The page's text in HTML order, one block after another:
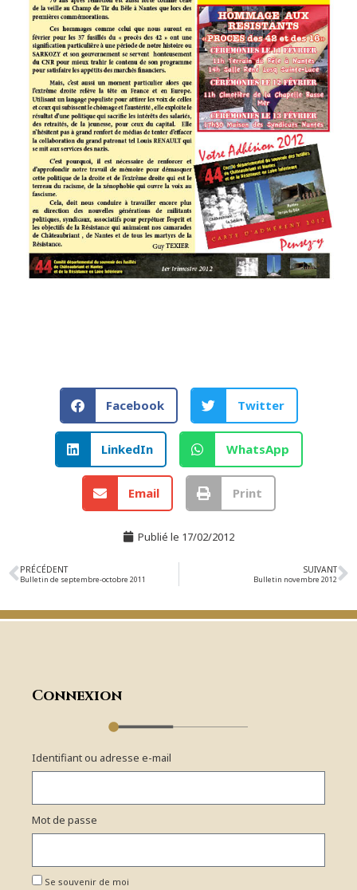
Facebook Twitter
LinkedIn WhatsApp
Email Print
Publié le 17/02/2012
PRÉCÉDENT
Bulletin de septembre-octobre 2011
SUIVANT
Bulletin novembre 2012
Connexion
Identifiant ou adresse e-mail
Mot de passe
Se souvenir de moi